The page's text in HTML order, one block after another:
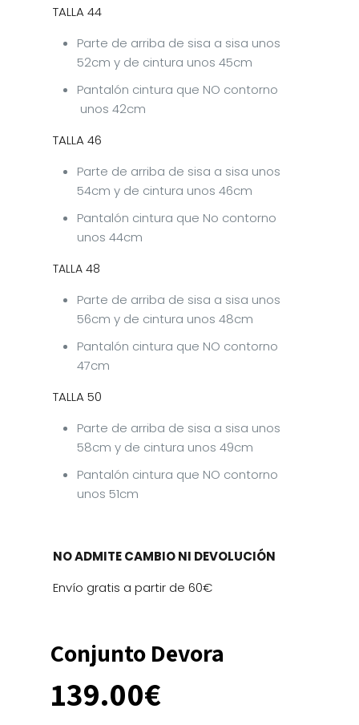
TALLA 44
Parte de arriba de sisa a sisa unos
52cm y de cintura unos 45cm
Pantalón cintura que NO contorno
unos 42cm
TALLA 46
Parte de arriba de sisa a sisa unos
54cm y de cintura unos 46cm
Pantalón cintura que No contorno
unos 44cm
TALLA 48
Parte de arriba de sisa a sisa unos
56cm y de cintura unos 48cm
Pantalón cintura que NO contorno
47cm
TALLA 50
Parte de arriba de sisa a sisa unos
58cm y de cintura unos 49cm
Pantalón cintura que NO contorno
unos 51cm
NO ADMITE CAMBIO NI DEVOLUCIÓN
Envío gratis a partir de 60€
Conjunto Devora
139.00€